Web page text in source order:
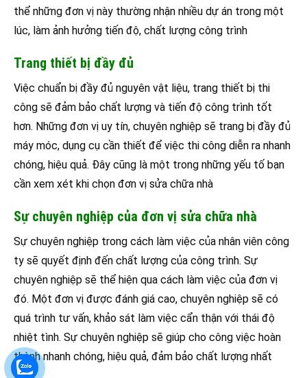
thể những đơn vị này thường nhận nhiều dự án trong một
lúc, làm ảnh hưởng tiến độ, chất lượng công trình
Trang thiết bị đầy đủ
Việc chuẩn bị đầy đủ nguyên vật liệu, trang thiết bị thi
công sẽ đảm bảo chất lượng và tiến độ công trình tốt
hơn. Những đơn vị uy tín, chuyên nghiệp sẽ trang bị đầy đủ
máy móc, dụng cụ cần thiết để việc thi công diễn ra nhanh
chóng, hiệu quả. Đây cũng là một trong những yếu tố bạn
cần xem xét khi chọn đơn vị sửa chữa nhà
Sự chuyên nghiệp của đơn vị sửa chữa nhà
Sự chuyên nghiệp trong cách làm việc của nhân viên công
ty sẽ quyết định đến chất lượng của công trình. Sự
chuyên nghiệp sẽ thể hiện qua cách làm việc của đơn vị
đó. Một đơn vị được đánh giá cao, chuyên nghiệp sẽ có
quá trình tư vấn, khảo sát làm việc cẩn thận với thái độ
nhiệt tình. Sự chuyên nghiệp sẽ giúp cho công việc hoàn
thành nhanh chóng, hiệu quả, đảm bảo chất lượng nhất